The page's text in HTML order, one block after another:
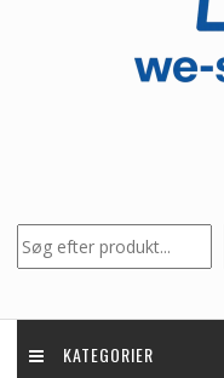
KATEGORIER